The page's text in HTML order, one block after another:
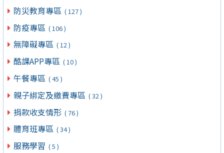
防災教育專區 ( 127 )
防疫專區 ( 106 )
無障礙專區 ( 12 )
酷課APP專區 ( 10 )
午餐專區 ( 45 )
親子綁定及繳費專區 ( 32 )
捐款收支情形 ( 76 )
體育班專區 ( 34 )
服務學習 ( 5 )